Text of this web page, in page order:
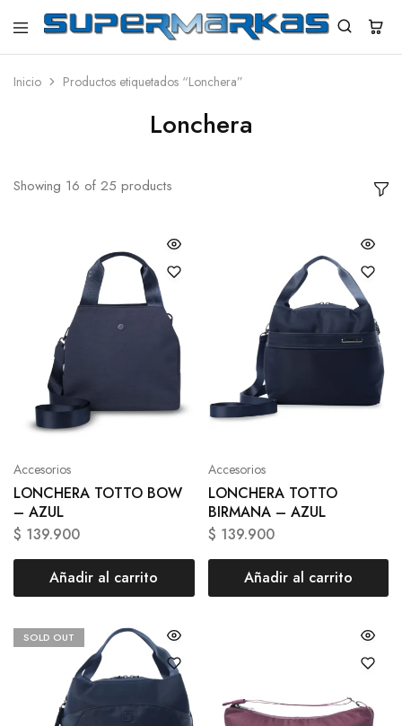
SuperMarkas
Ropa
con
Inicio Productos etiquetados “Lonchera”
Lonchera
Showing 16 of 25 products
Accesorios
LONCHERA TOTTO BOW
– AZUL
$ 139.900
Añadir al carrito
Accesorios
LONCHERA TOTTO
BIRMANA – AZUL
$ 139.900
Añadir al carrito
SOLD OUT